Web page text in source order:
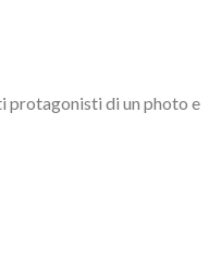
protagonisti di un photo e